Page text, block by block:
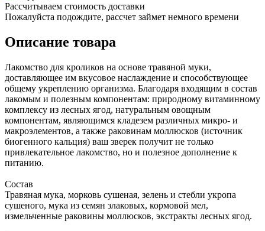
Рассчитываем стоимость доставки
Пожалуйста подождите, рассчет займет немного времени
Описание товара
Лакомство для кроликов на основе травяной муки,
доставляющее им вкусовое наслаждение и способствующее
общему укреплению организма. Благодаря входящим в состав
лакомым и полезным компонентам: природному витаминному
комплексу из лесных ягод, натуральным овощным
компонентам, являющимся кладезем различных микро- и
макроэлементов, а также раковинам моллюсков (источник
биогенного кальция) ваш зверек получит не только
привлекательное лакомство, но и полезное дополнение к
питанию.
Состав
Травяная мука, морковь сушеная, зелень и стебли укропа
сушеного, мука из семян злаковых, кормовой мел,
измельченные раковины моллюсков, экстракты лесных ягод.